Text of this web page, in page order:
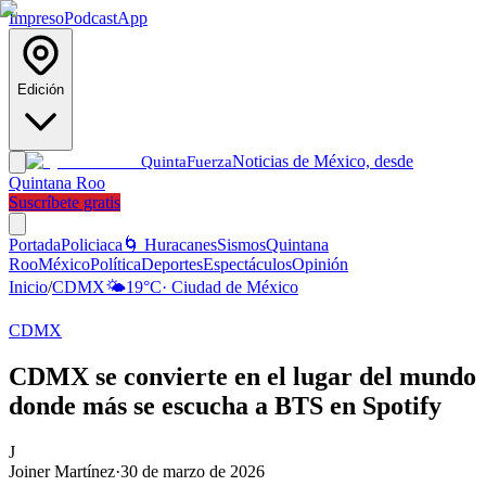
ImpresoPodcastApp
Edición
QuintaFuerzaNoticias de México, desde
Quintana Roo
Suscríbete gratis
PortadaPoliciaca 🌀 HuracanesSismosQuintana
RooMéxicoPolíticaDeportesEspectáculosOpinión
Inicio/CDMX🌤️19°C· Ciudad de México
CDMX
CDMX se convierte en el lugar del mundo
donde más se escucha a BTS en Spotify
J
Joiner Martínez·30 de marzo de 2026